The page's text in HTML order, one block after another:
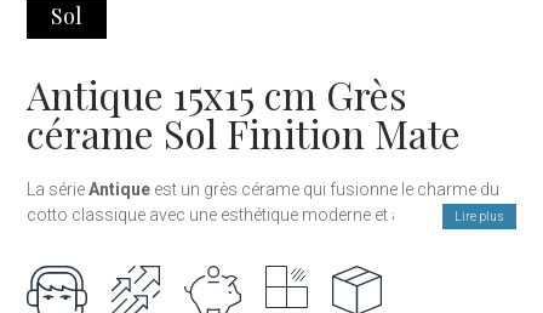
Sol
Antique 15x15 cm Grès
cérame Sol Finition Mate
La sérieAntique est un grès cérame qui fusionne le charme du
cotto classique avec une esthétique moderne et artisanale.
nuancée, qui apporte profondeur visuelle, naturalité et un fini
plein de caractère.
Lire plus